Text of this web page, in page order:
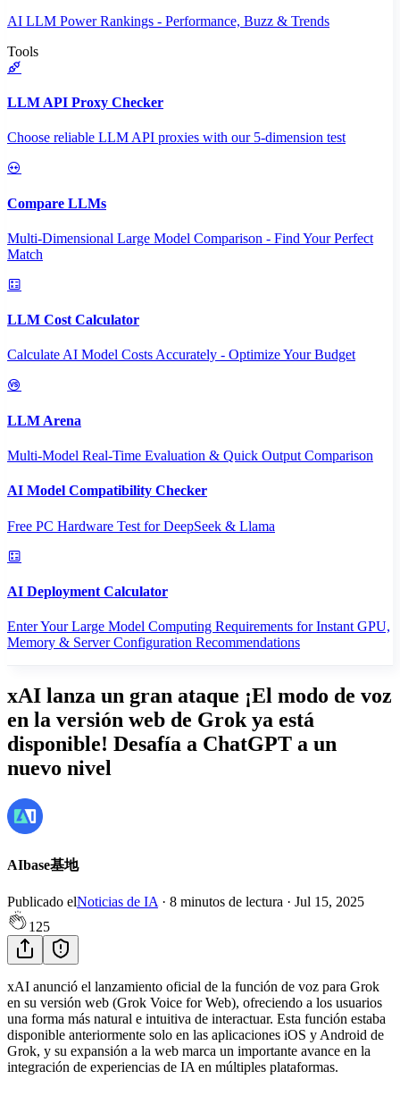
AI LLM Power Rankings - Performance, Buzz & Trends
Tools
LLM API Proxy Checker
Choose reliable LLM API proxies with our 5-dimension test
Compare LLMs
Multi-Dimensional Large Model Comparison - Find Your Perfect
Match
LLM Cost Calculator
Calculate AI Model Costs Accurately - Optimize Your Budget
LLM Arena
Multi-Model Real-Time Evaluation & Quick Output Comparison
AI Model Compatibility Checker
Free PC Hardware Test for DeepSeek & Llama
AI Deployment Calculator
Enter Your Large Model Computing Requirements for Instant GPU,
Memory & Server Configuration Recommendations
xAI lanza un gran ataque ¡El modo de voz
en la versión web de Grok ya está
disponible! Desafía a ChatGPT a un
nuevo nivel
AIbase基地
Publicado elNoticias de IA · 8 minutos de lectura · Jul 15, 2025
125
xAI anunció el lanzamiento oficial de la función de voz para Grok
en su versión web (Grok Voice for Web), ofreciendo a los usuarios
una forma más natural e intuitiva de interactuar. Esta función estaba
disponible anteriormente solo en las aplicaciones iOS y Android de
Grok, y su expansión a la web marca un importante avance en la
integración de experiencias de IA en múltiples plataformas.